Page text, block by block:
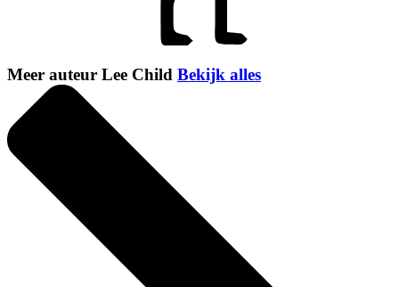
Meer auteur Lee Child Bekijk alles